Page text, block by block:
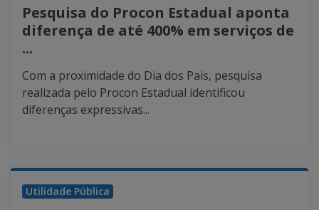
Pesquisa do Procon Estadual aponta
diferença de até 400% em serviços de
...
Com a proximidade do Dia dos Pais, pesquisa
realizada pelo Procon Estadual identificou
diferenças expressivas...
Utilidade Pública